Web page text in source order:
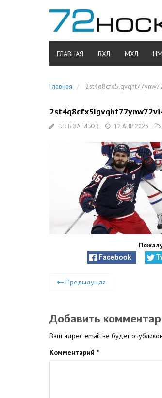
ГЛАВНАЯ ВХЛ МХЛ
Главная
ГЛЕБ ЗАГИБОВ 12 АПР 2025
Facebook
Предыдущая
Добавить
Ваш адрес email не будет
Комментарий *